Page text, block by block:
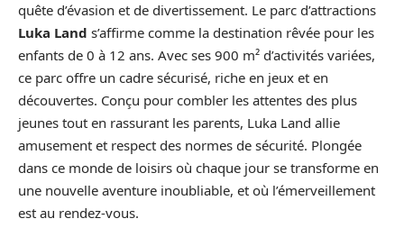
quête d’évasion et de divertissement. Le parc d’attractions
Luka Land s’affirme comme la destination rêvée pour les
enfants de 0 à 12 ans. Avec ses 900 m² d’activités variées,
ce parc offre un cadre sécurisé, riche en jeux et en
découvertes. Conçu pour combler les attentes des plus
jeunes tout en rassurant les parents, Luka Land allie
amusement et respect des normes de sécurité. Plongée
dans ce monde de loisirs où chaque jour se transforme en
une nouvelle aventure inoubliable, et où l’émerveillement
est au rendez-vous.